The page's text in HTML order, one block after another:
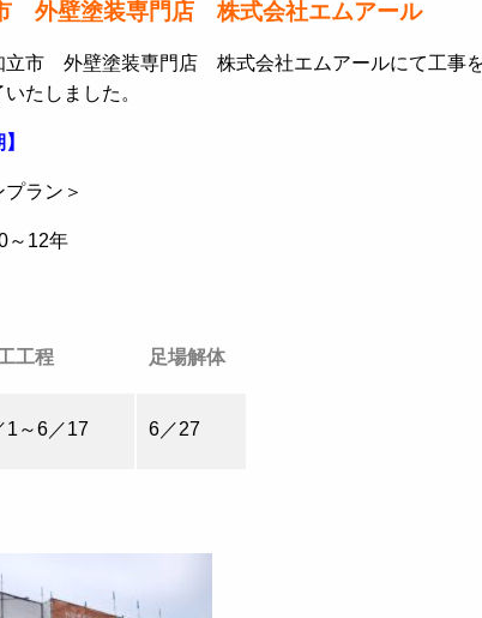
外壁塗装専門店 株式会社エムアール
立市 外壁塗装専門店 株式会社エムアールにて工事
たしました。
ラン＞
～12年
工程 足場解体
1～6／17 6／27